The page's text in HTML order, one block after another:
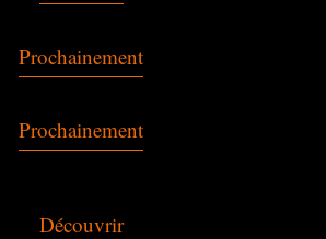
Prochainement
Prochainement
Découvrir